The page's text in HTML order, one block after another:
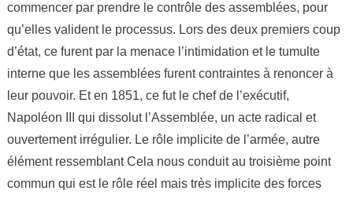
commencer par prendre le contrôle des assemblées, pour
qu’elles valident le processus. Lors des deux premiers coup
d’état, ce furent par la menace l’intimidation et le tumulte
interne que les assemblées furent contraintes à renoncer à
leur pouvoir. Et en 1851, ce fut le chef de l’exécutif,
Napoléon III qui dissolut l’Assemblée, un acte radical et
ouvertement irrégulier. Le rôle implicite de l’armée, autre
élément ressemblant Cela nous conduit au troisième point
commun qui est le rôle réel mais très implicite des forces